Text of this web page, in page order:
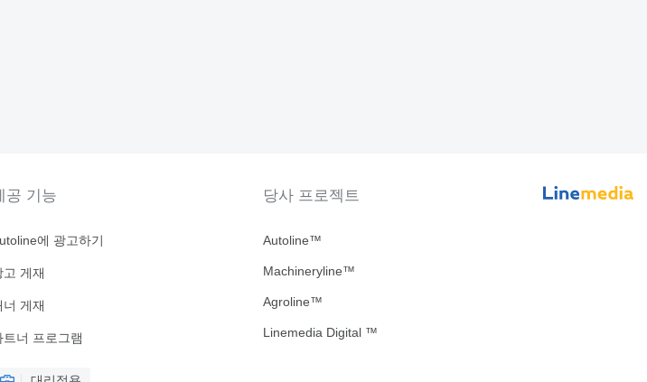
공 기능
에 광고하기
고 게재
너 게재
트너 프로그램
당사 프로젝트
Autoline™
Machineryline™
Agroline™
Linemedia Digital ™